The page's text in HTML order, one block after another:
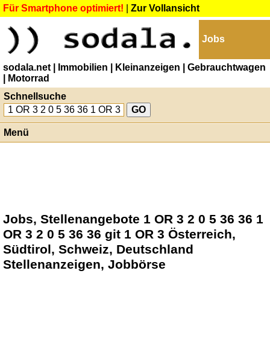
Für Smartphone optimiert! Zur Vollansicht
Jobs
sodala.net | Immobilien | Kleinanzeigen
| Gebrauchtwagen
| Motorrad
Schnellsuche
Menü
Jobs, Stellenangebote 1 OR 3 2 0 5 36 36 1
OR 3 2 0 5 36 36 git 1 OR 3 Österreich,
Südtirol, Schweiz, Deutschland
Stellenanzeigen, Jobbörse